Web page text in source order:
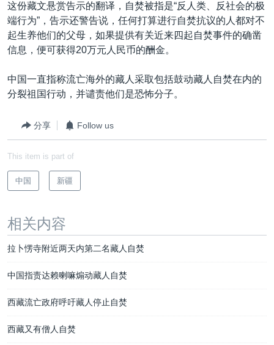
这份藏文悬赏告示的翻译，自焚被指是“反人类、反社会的极
端行为”，告示还警告说，任何打算进行自焚抗议的人都对不
起生养他们的父母，如果提供有关近来四起自焚事件的确凿
信息，便可获得20万元人民币的酬金。
中国一直指称流亡海外的藏人采取包括鼓动藏人自焚在内的
分裂祖国行动，并谴责他们是恐怖分子。
分享 Follow us
This item is part of
中国 新疆
相关内容
拉卜愣寺附近两天内第二名藏人自焚
中国指责达赖喇嘛煽动藏人自焚
西藏流亡政府呼吁藏人停止自焚
西藏又有僧人自焚